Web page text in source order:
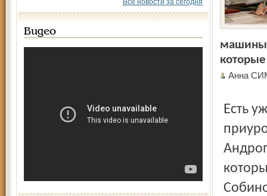
Все новости за сегодня
Видео
машины
Анна
Есть уже в городе и объекты, открытие которых